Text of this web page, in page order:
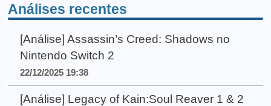
Análises recentes
[Análise] Assassin’s Creed: Shadows no
Nintendo Switch 2
22/12/2025 19:38
[Análise] Legacy of Kain:Soul Reaver 1 & 2